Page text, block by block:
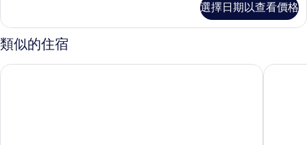
房
的
所
有
仙
子
親
二
選擇日期以查看價格
類似的住宿
伊莎愛莉溜滑梯親子民宿 布魯懷特